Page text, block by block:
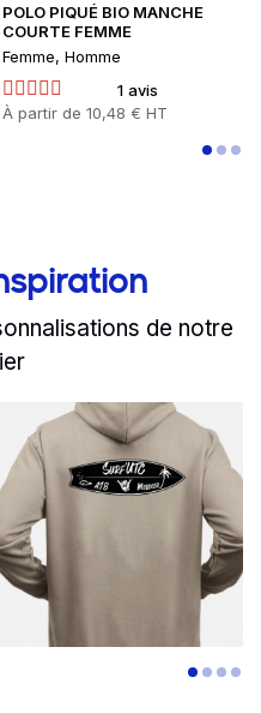
POLO PIQUÉ BIO MANCHE
COURTE FEMME
Femme, Homme
1 avis
Prix
À partir de 10,48 € HT
de notre
de la
L'équipe
Read more